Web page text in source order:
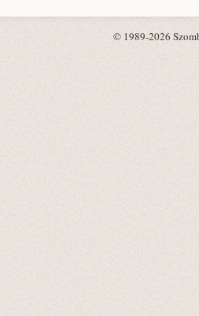
© 1989-2026